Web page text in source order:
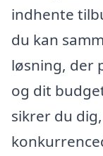
indhente
du kan
løsning, der
og dit
sikrer du